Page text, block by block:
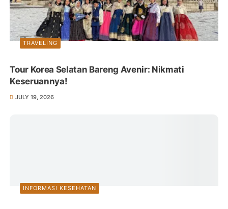
TRAVELING
Tour Korea Selatan Bareng Avenir: Nikmati
Keseruannya!
JULY 19, 2026
INFORMASI KESEHATAN